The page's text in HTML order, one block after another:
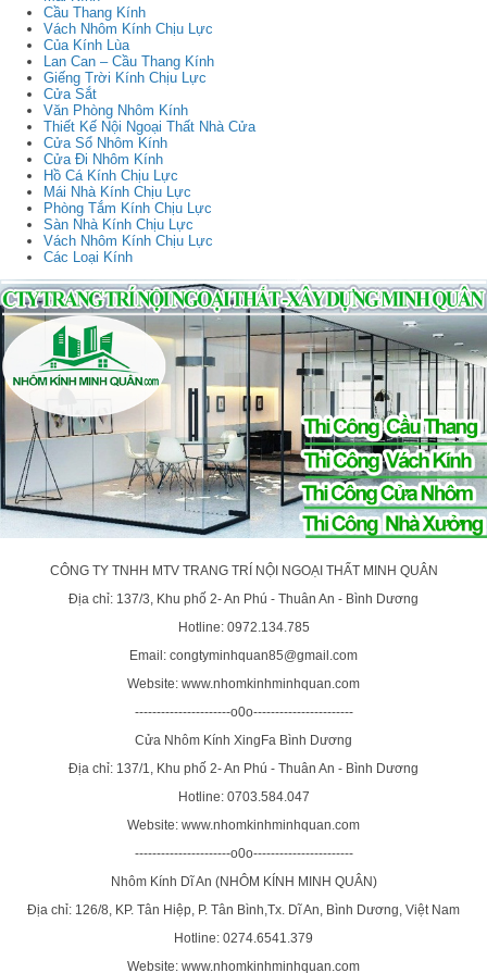
Cầu Thang Kính
Vách Nhôm Kính Chịu Lực
Của Kính Lùa
Lan Can – Cầu Thang Kính
Giếng Trời Kính Chịu Lực
Cửa Sắt
Văn Phòng Nhôm Kính
Thiết Kế Nội Ngoại Thất Nhà Cửa
Cửa Sổ Nhôm Kính
Cửa Đi Nhôm Kính
Hồ Cá Kính Chịu Lực
Mái Nhà Kính Chịu Lực
Phòng Tắm Kính Chịu Lực
Sàn Nhà Kính Chịu Lực
Vách Nhôm Kính Chịu Lực
Các Loại Kính
CÔNG TY TNHH MTV TRANG TRÍ NỘI NGOẠI THẤT MINH QUÂN
Địa chỉ: 137/3, Khu phố 2- An Phú - Thuân An - Bình Dương
Hotline: 0972.134.785
Email: congtyminhquan85@gmail.com
Website: www.nhomkinhminhquan.com
----------------------o0o-----------------------
Cửa Nhôm Kính XingFa Bình Dương
Địa chỉ: 137/1, Khu phố 2- An Phú - Thuân An - Bình Dương
Hotline: 0703.584.047
Website: www.nhomkinhminhquan.com
----------------------o0o-----------------------
Nhôm Kính Dĩ An (NHÔM KÍNH MINH QUÂN)
Địa chỉ: 126/8, KP. Tân Hiệp, P. Tân Bình,Tx. Dĩ An, Bình Dương, Việt Nam
Hotline: 0274.6541.379
Website: www.nhomkinhminhquan.com